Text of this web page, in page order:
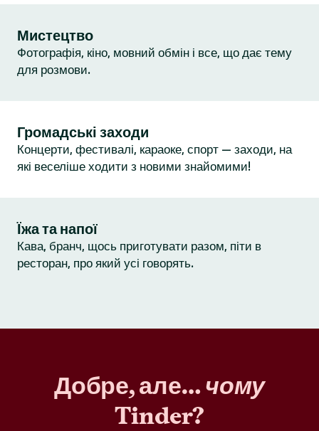
Мистецтво
Фотографія, кіно, мовний обмін і все, що дає тему
для розмови.
Громадські заходи
Концерти, фестивалі, караоке, спорт — заходи, на
які веселіше ходити з новими знайомими!
Їжа та напої
Кава, бранч, щось приготувати разом, піти в
ресторан, про який усі говорять.
Добре, але…чому
Tinder?